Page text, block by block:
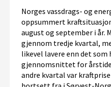
Norges vassdrags- og
oppsummert
augustog september i år.
gjennom tredje kvartal,
likevel lavere enn det som
gjennomsnittet for
andre kvartal var